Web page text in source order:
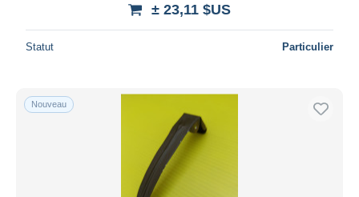
± 23,11 $US
Statut Particulier
Nouveau